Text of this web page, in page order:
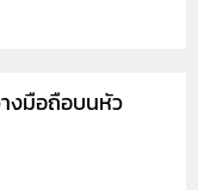
างมือถือบนหัว